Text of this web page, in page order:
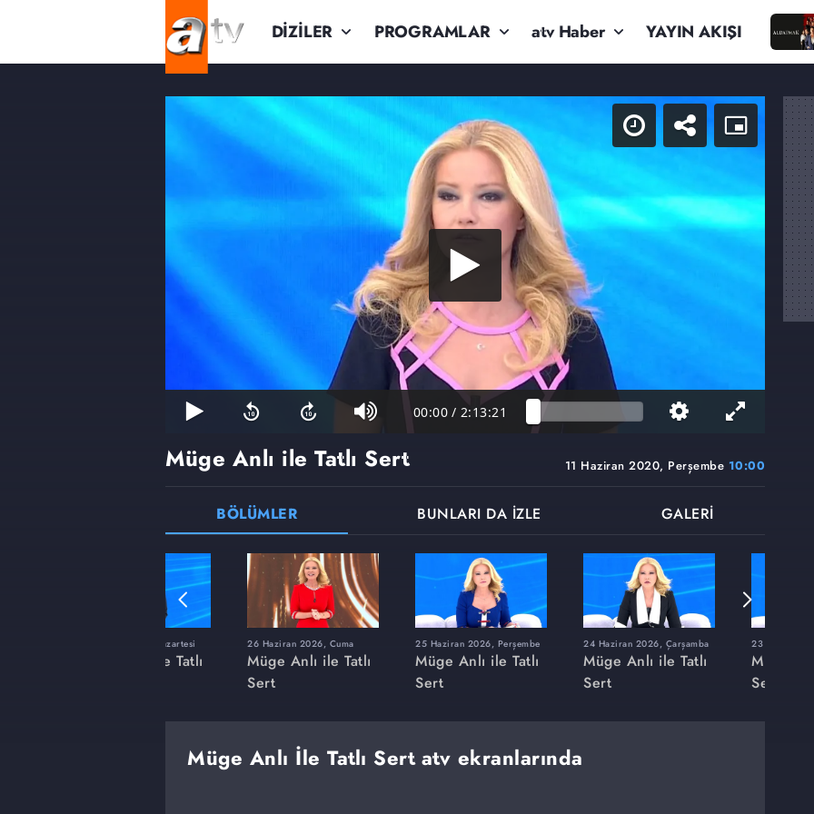
DİZİLER PROGRAMLAR atv Haber YAYIN AKIŞI
00:00 / 2:13:21
11 Haziran 2020, Perşembe 10:00
Müge Anlı ile Tatlı Sert
BÖLÜMLER BUNLARI DA İZLE GALERİ
8 Haziran 2026, Pazartesi
Müge Anlı ile Tatlı
26 Haziran 2026, Cuma
Müge Anlı ile Tatlı
Sert
25 Haziran 2026, Perşembe
Müge Anlı ile Tatlı
Sert
24 Haziran 2026, Çarşamba
Müge Anlı ile Tatlı
Sert
23 Haziran
Müge
Sert
Müge Anlı İle Tatlı Sert atv ekranlarında